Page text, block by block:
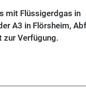
mit Flüssigerdgas in
A3 in Flörsheim,
zur Verfügung.